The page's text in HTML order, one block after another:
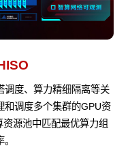
调度、算力精细隔离等关
和调度多个集群的GPU资
源池中匹配最优算力组